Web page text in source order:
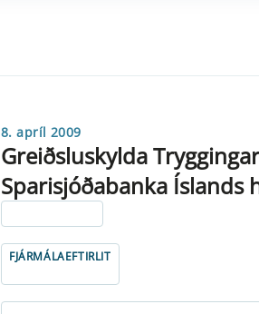
8. apríl 2009
Greiðsluskylda
Sparisjóðabanka Íslands
FJÁRMÁLAEFTIRLIT